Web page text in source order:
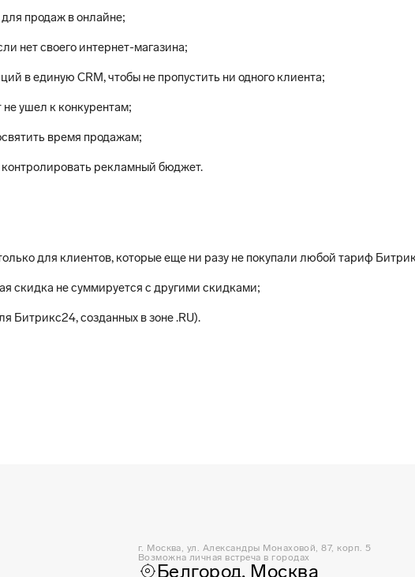
продаж в онлайне;
нет своего интернет-магазина;
в единую CRM, чтобы не пропустить ни одного клиента;
ушел к конкурентам;
время продажам;
рекламный бюджет.
для клиентов, которые еще ни разу не покупали любой тариф
скидка не суммируется с другими скидками;
Битрикс24, созданных в зоне .RU).
г. Москва, ул. Александры Монаховой, 87, корп. 5
Возможна личная встреча в городах
my_locationБелгород, Москва